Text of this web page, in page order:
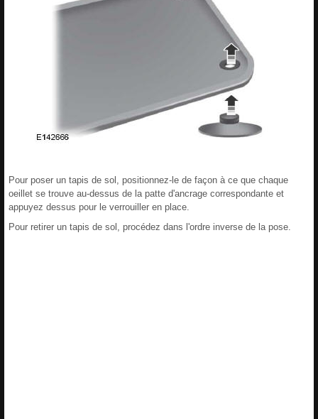
Pour poser un tapis de sol, positionnez-le de façon à ce que chaque
oeillet se trouve au-dessus de la patte d'ancrage correspondante et
appuyez dessus pour le verrouiller en place.
Pour retirer un tapis de sol, procédez dans l'ordre inverse de la pose.